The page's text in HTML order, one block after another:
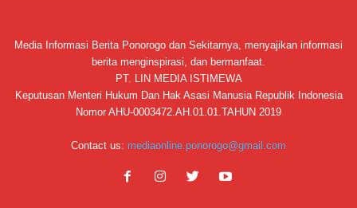
Media Informasi Berita Ponorogo dan Sekitarnya, menyajikan informasi
berita menginspirasi, dan bermanfaat.
PT. LIN MEDIA ISTIMEWA
Keputusan Menteri Hukum Dan Hak Asasi Manusia Republik Indonesia
Nomor AHU-0003472.AH.01.01.TAHUN 2019
Contact us: mediaonline.ponorogo@gmail.com